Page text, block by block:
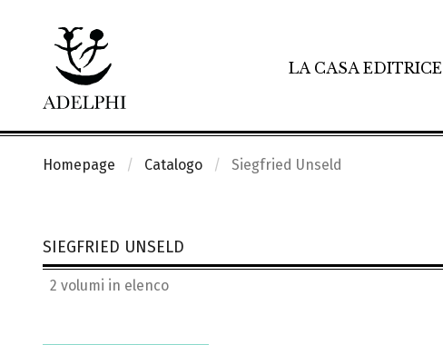
LA CASA EDITRICE
Homepage Catalogo Siegfried Unseld
SIEGFRIED UNSELD
2 volumi in elenco